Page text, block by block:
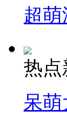
超
热点
呆